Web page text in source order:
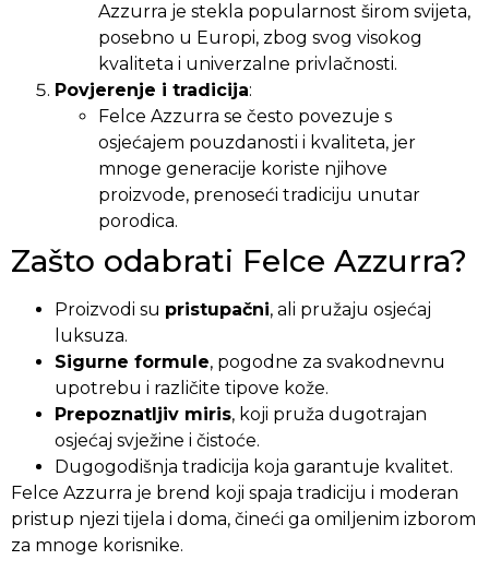
Azzurra je stekla popularnost širom svijeta,
posebno u Europi, zbog svog visokog
kvaliteta i univerzalne privlačnosti.
Povjerenje i tradicija:
Felce Azzurra se često povezuje s
osjećajem pouzdanosti i kvaliteta, jer
mnoge generacije koriste njihove
proizvode, prenoseći tradiciju unutar
porodica.
Zašto odabrati Felce Azzurra?
Proizvodi su pristupačni, ali pružaju osjećaj
luksuza.
Sigurne formule, pogodne za svakodnevnu
upotrebu i različite tipove kože.
Prepoznatljiv miris, koji pruža dugotrajan
osjećaj svježine i čistoće.
Dugogodišnja tradicija koja garantuje kvalitet.
Felce Azzurra je brend koji spaja tradiciju i moderan
pristup njezi tijela i doma, čineći ga omiljenim izborom
za mnoge korisnike.